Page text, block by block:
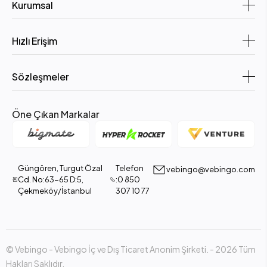
Avantajları:
Çok sayıda RAM ve PCIe yuvası
Geniş depolama ve ek kart desteği
Kullanım Alanı: Yüksek performanslı oyun bilgisayarları,
profesyonel iş istasyonları
Boyut: 244 x 244 mm
Avantajları:
Fiyat/performans dengesi yüksek
Kurumsal
Hızlı Erişim
Sözleşmeler
Öne Çıkan Markalar
Güngören, Turgut Özal
Cd. No:63-65 D:5,
Çekmeköy/İstanbul
Telefon
:0 850
307 10 77
vebingo@vebingo.com
© Vebingo - Vebingo İç ve Dış Ticaret Anonim Şirketi. - 2026 Tüm
Hakları Saklıdır.